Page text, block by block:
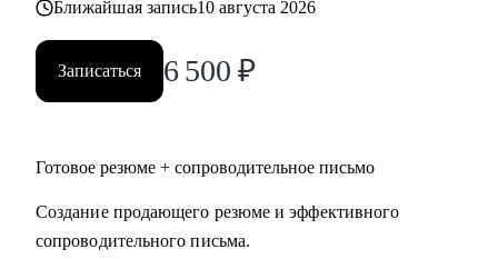
Ближайшая запись10 августа 2026
Записаться 6 500 ₽
Готовое резюме + сопроводительное письмо
Создание продающего резюме и эффективного
сопроводительного письма.